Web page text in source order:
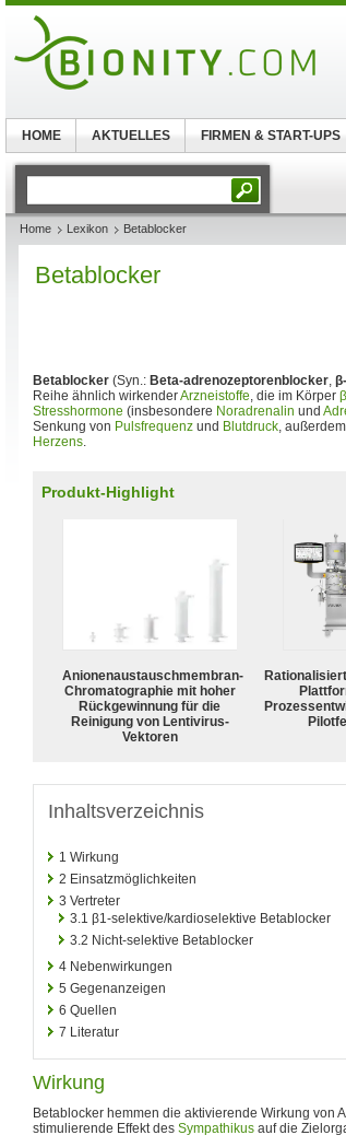
Home Lexikon Betablocker
Betablocker
Betablocker (Syn.: Beta-adrenozeptorenblocker,
Reihe ähnlich wirkenderArzneistoffe, die im Körper
Stresshormone (insbesondere Noradrenalin und
Senkung von Pulsfrequenz und Blutdruck,
Herzens.
Produkt-Highlight
Anionenaustauschmembran-
Chromatographie mit hoher
Rückgewinnung für die
Reinigung von Lentivirus-
Vektoren
Inhaltsverzeichnis
1 Wirkung
2 Einsatzmöglichkeiten
3 Vertreter
3.1 β1-selektive/kardioselektive Betablocker
3.2 Nicht-selektive Betablocker
4 Nebenwirkungen
5 Gegenanzeigen
6 Quellen
7 Literatur
Wirkung
Betablocker hemmen die aktivierende Wirkung von
stimulierende Effekt des Sympathikus auf die
HOME AKTUELLES FIRMEN & START-UPS